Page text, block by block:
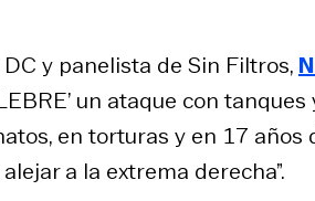
y panelista de Sin Filtros,
un ataque con
en torturas y en 17
a la extrema derecha”.